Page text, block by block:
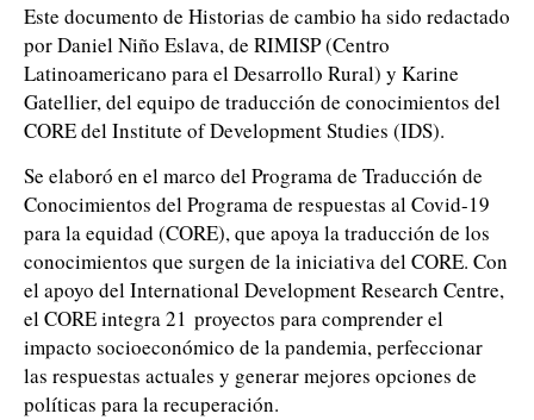
Este documento de Historias de cambio ha sido redactado
por Daniel Niño Eslava, de RIMISP (Centro
Latinoamericano para el Desarrollo Rural) y Karine
Gatellier, del equipo de traducción de conocimientos del
CORE del Institute of Development Studies (IDS).
Se elaboró en el marco del Programa de Traducción de
Conocimientos del Programa de respuestas al Covid-19
para la equidad (CORE), que apoya la traducción de los
conocimientos que surgen de la iniciativa del CORE. Con
el apoyo del International Development Research Centre,
el CORE integra 21 proyectos para comprender el
impacto socioeconómico de la pandemia, perfeccionar
las respuestas actuales y generar mejores opciones de
políticas para la recuperación.